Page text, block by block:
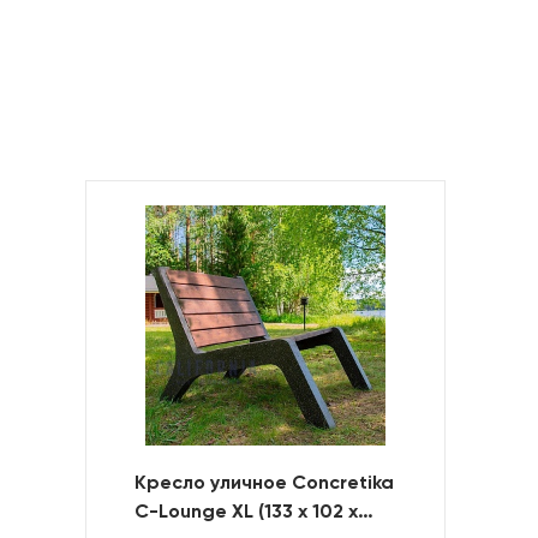
Кресло уличное Concretika
C-Lounge XL (133 х 102 х